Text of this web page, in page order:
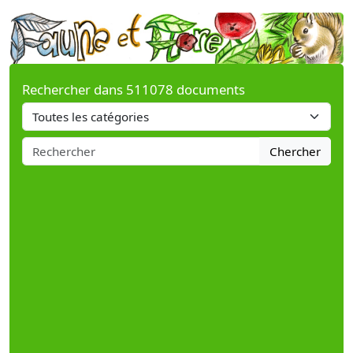
Rechercher dans 511078 documents
Chercher